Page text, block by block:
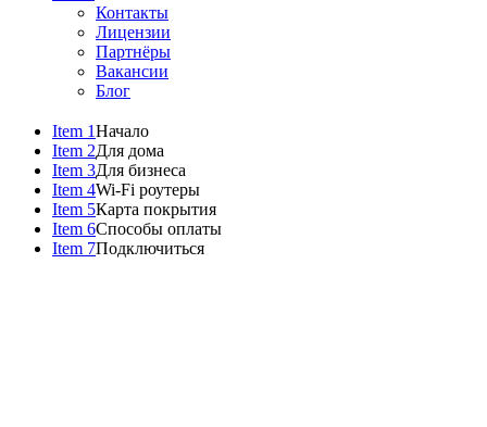
Контакты
Лицензии
Партнёры
Вакансии
Блог
Item 1Начало
Item 2Для дома
Item 3Для бизнеса
Item 4Wi-Fi роутеры
Item 5Карта покрытия
Item 6Способы оплаты
Item 7Подключиться